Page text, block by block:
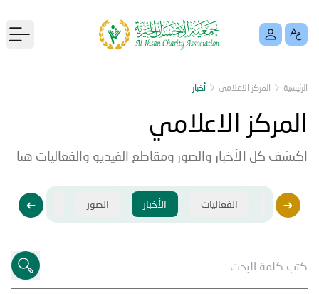
الرئيسية المركز الاعلامي أخبار
المركز الاعلامي
اكتشف كل الأخبار والصور ومقاطع الفيديو والفعاليات هنا
فيديو الفعاليات الأخبار الصور فيديو